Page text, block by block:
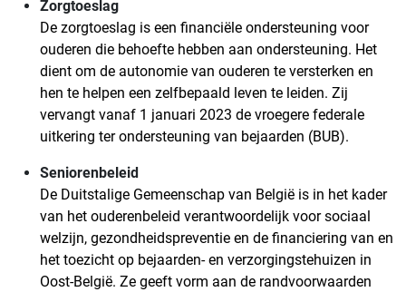
Zorgtoeslag
De zorgtoeslag is een financiële ondersteuning voor
ouderen die behoefte hebben aan ondersteuning. Het
dient om de autonomie van ouderen te versterken en
hen te helpen een zelfbepaald leven te leiden. Zij
vervangt vanaf 1 januari 2023 de vroegere federale
uitkering ter ondersteuning van bejaarden (BUB).
Seniorenbeleid
De Duitstalige Gemeenschap van België is in het kader
van het ouderenbeleid verantwoordelijk voor sociaal
welzijn, gezondheidspreventie en de financiering van en
het toezicht op bejaarden- en verzorgingstehuizen in
Oost-België. Ze geeft vorm aan de randvoorwaarden